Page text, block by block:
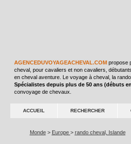
AGENCEDUVOYAGEACHEVAL.COMpropose
cheval, pour cavaliers et non cavaliers,
en cheval aventure. Le voyage à cheval, la
Spécialistes depuis plus de 50 ans (débuts
convoyage de chevaux.
ACCUEIL RECHERCHER
Monde > Europe > rando cheval, Islande